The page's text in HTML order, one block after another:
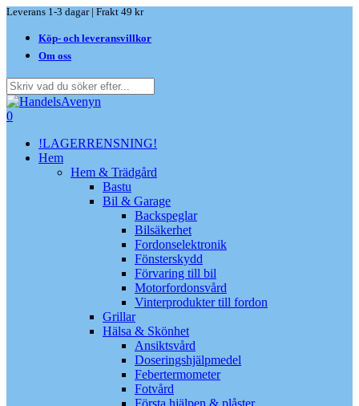
Skip
main
content
Leverans 1-3 dagar | Frakt 49 kr
Köp- och leveransvillkor
Om oss
Close
Search
search
0
!LAGERRENSNING!
Hem
Hem & Trädgård
Bastu
Bil & Garage
Backspeglar
Bilsäkerhet
Fordonselektronik
Fönsterskydd
Förvaring till bil
Motorfordonsvård
Vinterprodukter till fordon
Grillar
Hälsa & Skönhet
Ansiktsvård
Doseringshjälpmedel
Febertermometer
Fotvård
Första hjälpen & plåster